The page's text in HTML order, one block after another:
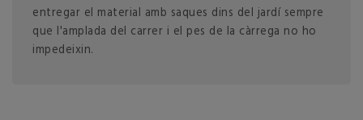
entregar el material amb saques dins del jardí sempre
que l'amplada del carrer i el pes de la càrrega no ho
impedeixin.